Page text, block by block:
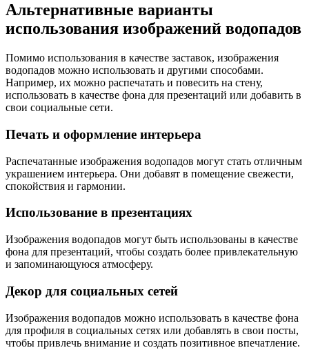
Альтернативные варианты
использования изображений водопадов
Помимо использования в качестве заставок, изображения
водопадов можно использовать и другими способами.
Например, их можно распечатать и повесить на стену,
использовать в качестве фона для презентаций или добавить в
свои социальные сети.
Печать и оформление интерьера
Распечатанные изображения водопадов могут стать отличным
украшением интерьера. Они добавят в помещение свежести,
спокойствия и гармонии.
Использование в презентациях
Изображения водопадов могут быть использованы в качестве
фона для презентаций, чтобы создать более привлекательную
и запоминающуюся атмосферу.
Декор для социальных сетей
Изображения водопадов можно использовать в качестве фона
для профиля в социальных сетях или добавлять в свои посты,
чтобы привлечь внимание и создать позитивное впечатление.